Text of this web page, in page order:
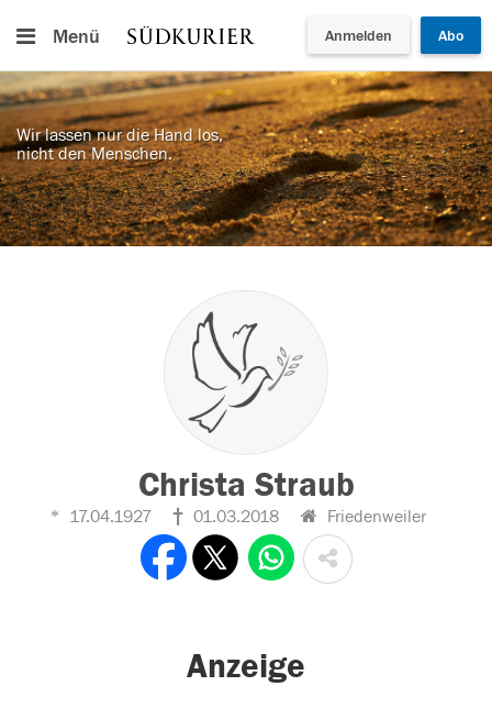
Menü Anmelden Abo
Wir lassen nur die Hand los,
nicht den Menschen.
Christa Straub
17.04.1927 01.03.2018 Friedenweiler
Anzeige